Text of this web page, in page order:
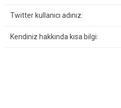
Twitter kullanıcı adınız:
Kendiniz hakkında kısa bilgi: